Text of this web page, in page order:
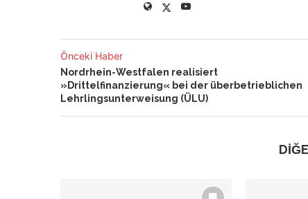
Önceki Haber
Nordrhein-Westfalen realisiert
»Drittelfinanzierung« bei der überbetrieblichen
Lehrlingsunterweisung (ÜLU)